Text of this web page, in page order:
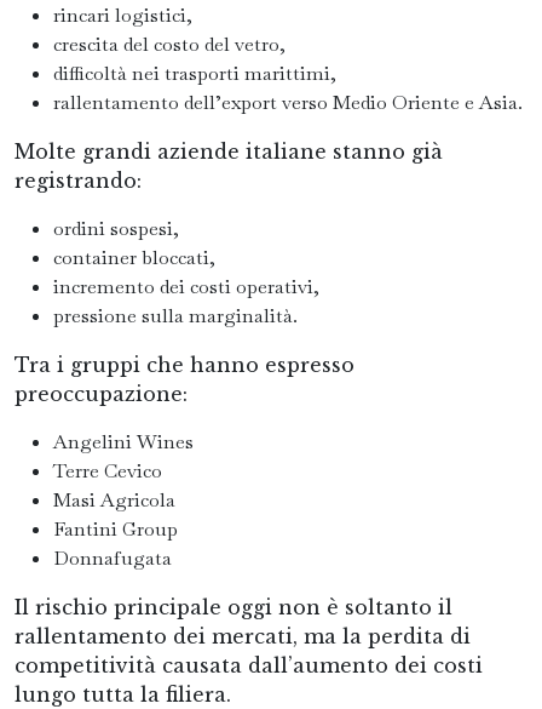
rincari logistici,
crescita del costo del vetro,
difficoltà nei trasporti marittimi,
rallentamento dell’export verso Medio Oriente e Asia.
Molte grandi aziende italiane stanno già
registrando:
ordini sospesi,
container bloccati,
incremento dei costi operativi,
pressione sulla marginalità.
Tra i gruppi che hanno espresso
preoccupazione:
Angelini Wines
Terre Cevico
Masi Agricola
Fantini Group
Donnafugata
Il rischio principale oggi non è soltanto il
rallentamento dei mercati, ma la perdita di
competitività causata dall’aumento dei costi
lungo tutta la filiera.